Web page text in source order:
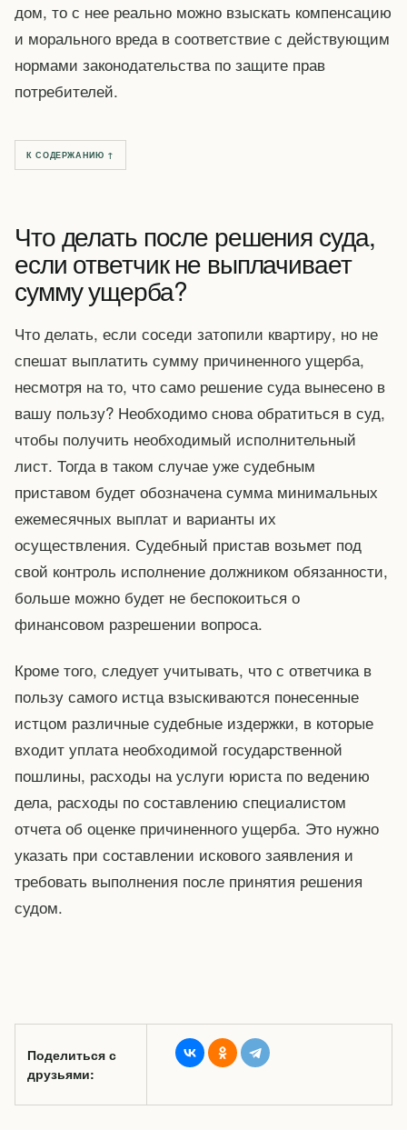
дом, то с нее реально можно взыскать компенсацию
и морального вреда в соответствие с действующим
нормами законодательства по защите прав
потребителей.
К СОДЕРЖАНИЮ ↑
Что делать после решения суда,
если ответчик не выплачивает
сумму ущерба?
Что делать, если соседи затопили квартиру, но не
спешат выплатить сумму причиненного ущерба,
несмотря на то, что само решение суда вынесено в
вашу пользу? Необходимо снова обратиться в суд,
чтобы получить необходимый исполнительный
лист. Тогда в таком случае уже судебным
приставом будет обозначена сумма минимальных
ежемесячных выплат и варианты их
осуществления. Судебный пристав возьмет под
свой контроль исполнение должником обязанности,
больше можно будет не беспокоиться о
финансовом разрешении вопроса.
Кроме того, следует учитывать, что с ответчика в
пользу самого истца взыскиваются понесенные
истцом различные судебные издержки, в которые
входит уплата необходимой государственной
пошлины, расходы на услуги юриста по ведению
дела, расходы по составлению специалистом
отчета об оценке причиненного ущерба. Это нужно
указать при составлении искового заявления и
требовать выполнения после принятия решения
судом.
Поделиться с
друзьями: